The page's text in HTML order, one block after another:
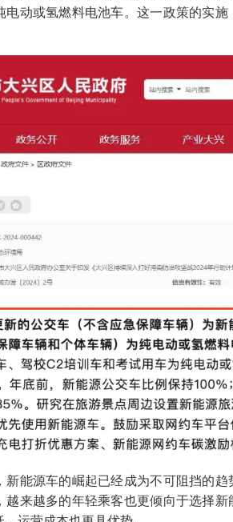
电动或氢燃料电池车。这一政策的实
新能源车的崛起已经成为不可阻挡的
越来越多的年轻乘客也更倾向于选择